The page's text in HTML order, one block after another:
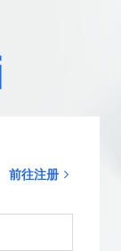
前往注册